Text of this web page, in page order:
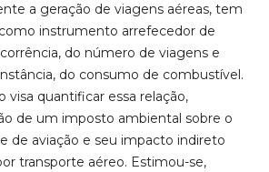
a geração de viagens aéreas, tem
instrumento arrefecedor de
do número de viagens e
do consumo de combustível.
visa quantificar essa relação,
de um imposto ambiental sobre o
de aviação e seu impacto indireto
transporte aéreo. Estimou-se,